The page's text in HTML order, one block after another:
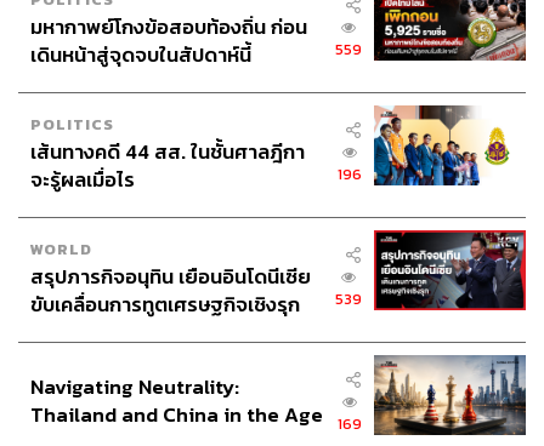
มหากาพย์โกงข้อสอบท้องถิ่น ก่อน
เดินหน้าสู่จุดจบในสัปดาห์นี้
559
POLITICS
เส้นทางคดี 44 สส. ในชั้นศาลฎีกา
จะรู้ผลเมื่อไร
196
WORLD
สรุปภารกิจอนุทิน เยือนอินโดนีเซีย
ขับเคลื่อนการทูตเศรษฐกิจเชิงรุก
539
Navigating Neutrality:
Thailand and China in the Age
169